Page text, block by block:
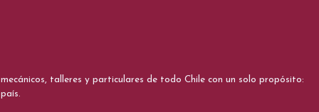
talleres y particulares de todo Chile con un solo propósito: